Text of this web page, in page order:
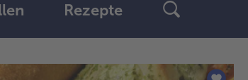
Rezepte